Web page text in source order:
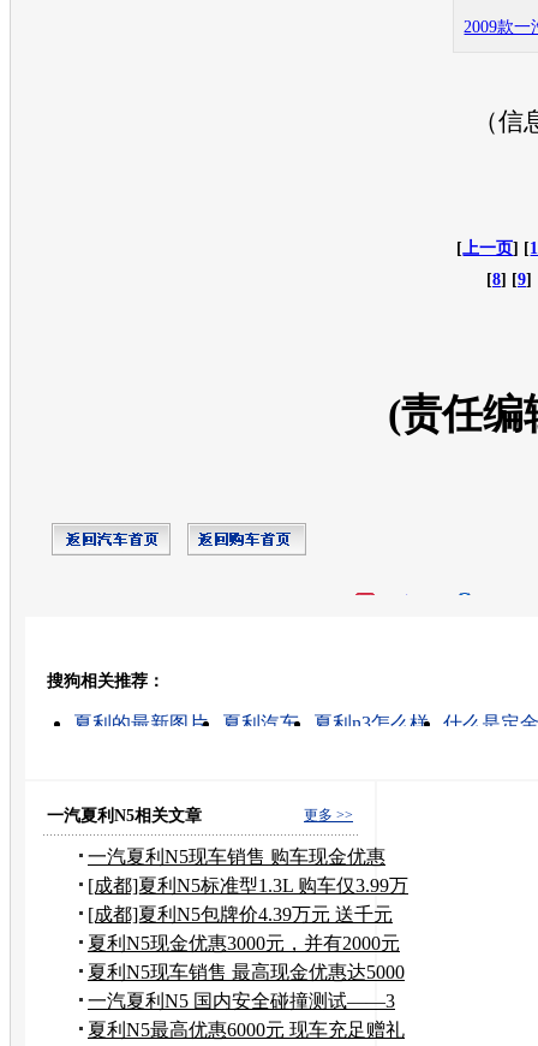
2009款一
（
[ 上一页] [1
[8] [9]
(责任编
搜狗相关推荐：
夏利的最新图片 夏利汽车 夏利n3怎么样
什么是定金
更多 >>
一汽夏利N5相关文章
一汽夏利N5现车销售 购车现金优惠
3000元
[成都]夏利N5标准型1.3L 购车仅3.99万
元
[成都]夏利N5包牌价4.39万元 送千元
装饰
夏利N5现金优惠3000元，并有2000元
礼包
夏利N5现车销售 最高现金优惠达5000
元
一汽夏利N5 国内安全碰撞测试——3
星
夏利N5最高优惠6000元 现车充足赠礼